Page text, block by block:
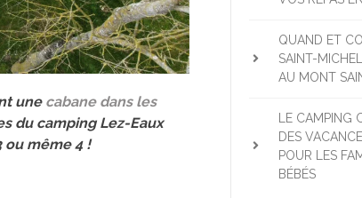
une cabane dans les
du camping Lez-Eaux
ou même 4 !
QUAND ET
SAINT-
AU MONT
LE CAMPING
DES
POUR LES
BÉBÉS